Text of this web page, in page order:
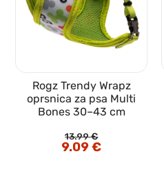
Rogz Trendy Wrapz
oprsnica za psa Multi
Bones 30–43 cm
13.99€
Izvirna
cena
9.09€Trenutna
cena